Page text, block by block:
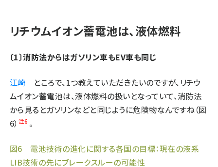
リチウムイオン蓄電池は、液体燃料
〔1〕消防法からはガソリン車もEV車も同じ
江崎 ところで、1つ教えていただきたいのですが、リチウ
ムイオン蓄電池は、液体燃料の扱いとなっていて、消防法
から見るとガソリンなどと同じように危険物なんですね（図
6） 注6 。
図6 電池技術の進化に関する各国の⽬標：現在の液系
LIB技術の先にブレークスルーの可能性